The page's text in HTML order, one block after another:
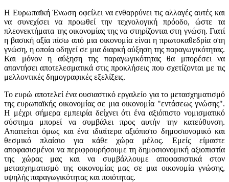
Η Ευρωπαϊκή Ένωση οφείλει να ενθαρρύνει τις αλλαγές αυτές και
να συνεχίσει να προωθεί την τεχνολογική πρόοδο, ώστε τα
πλεονεκτήματα της οικονομίας της να στηρίζονται στη γνώση. Γιατί
η βασική αξία πίσω από μια οικονομία είναι η πρωτοκαθεδρία στη
γνώση, η οποία οδηγεί σε μια διαρκή αύξηση της παραγωγικότητας.
Και μόνον η αύξηση της παραγωγικότητας θα μπορέσει να
απαντήσει αποτελεσματικά στις προκλήσεις που σχετίζονται με τις
μελλοντικές δημογραφικές εξελίξεις.
Το ευρώ αποτελεί ένα ουσιαστικό εργαλείο για το μετασχηματισμό
της ευρωπαϊκής οικονομίας σε μια οικονομία "εντάσεως γνώσης".
Η μέχρι σήμερα εμπειρία δείχνει ότι ένα αξιόπιστο νομισματικό
σύστημα μπορεί να συμβάλει προς αυτήν την κατεύθυνση.
Απαιτείται όμως και ένα ιδιαίτερα αξιόπιστο δημοσιονομικό και
θεσμικό πλαίσιο για κάθε χώρα μέλος. Εμείς είμαστε
αποφασισμένοι να περιφρουρήσουμε τη δημοσιονομική αξιοπιστία
της χώρας μας και να συμβάλλουμε αποφασιστικά στον
μετασχηματισμό της οικονομίας μας σε μια οικονομία γνώσης,
υψηλής παραγωγικότητας και ποιότητας.